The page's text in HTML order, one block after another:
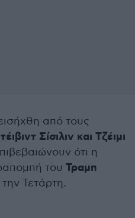
από τους
Σίσιλιν και Τζέιμι
ότι η
του Τραμπ
Τετάρτη.